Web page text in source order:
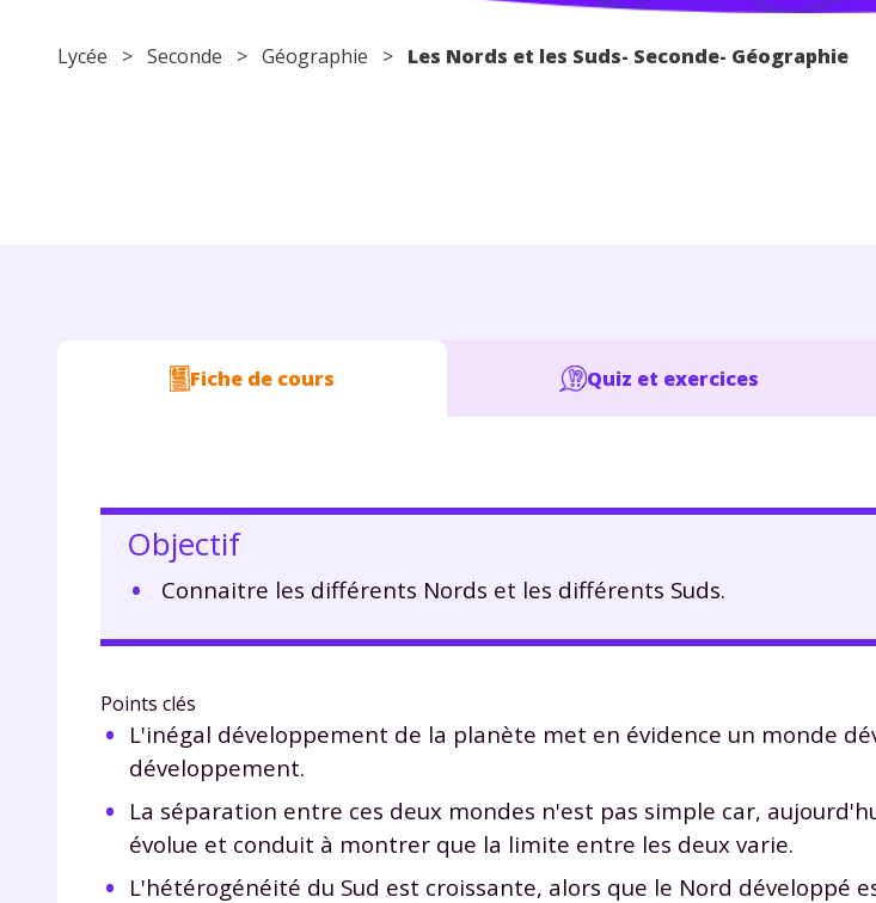
Lycée > Seconde > Géographie > Les Nords et les Suds- Seconde- Géographie
Fiche de cours Quiz et exercices
Objectif
Connaitre les différents Nords et les différents Suds.
Points clés
L'inégal développement de la planète met en évidence un monde
développement.
La séparation entre ces deux mondes n'est pas simple car,
évolue et conduit à montrer que la limite entre les deux varie.
L'hétérogénéité du Sud est croissante, alors que le Nord développé